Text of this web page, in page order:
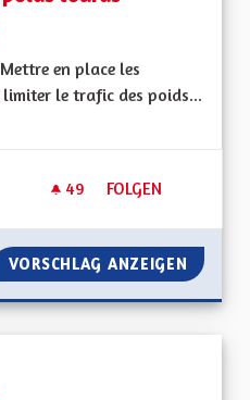
en place les
le trafic des poids...
49 49 FOLLOWER
FOLGEN
LIMITER LE TRAFIC
VORSCHLAG ANZEIGEN